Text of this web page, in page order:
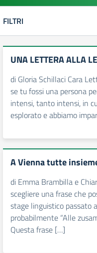
FILTRI
UNA LETTERA ALLA
di Gloria Schillaci Cara
se tu fossi una persona
intensi, tanto intensi, in
esplorato e abbiamo
A Vienna tutte
di Emma Brambilla e
scegliere una frase che
stage linguistico passato
probabilmente “Alle
Questa frase […]